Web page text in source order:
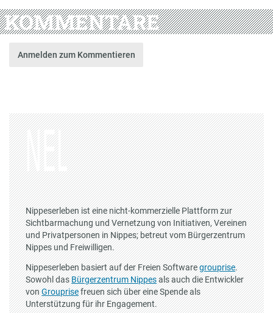
KOMMENTARE
Anmelden zum Kommentieren
Nippeserleben ist eine nicht-kommerzielle Plattform zur
Sichtbarmachung und Vernetzung von Initiativen, Vereinen
und Privatpersonen in Nippes; betreut vom Bürgerzentrum
Nippes und Freiwilligen.
Nippeserleben basiert auf der Freien Softwaregrouprise.
Sowohl dasBürgerzentrum Nippesals auch die Entwickler
vonGrouprisefreuen sich über eine Spende als
Unterstützung für ihr Engagement.